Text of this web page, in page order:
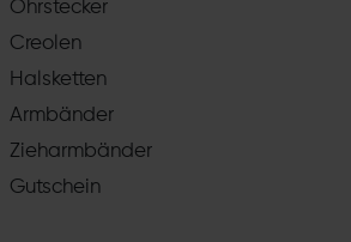
Ohrstecker
Creolen
Halsketten
Armbänder
Zieharmbänder
Gutschein